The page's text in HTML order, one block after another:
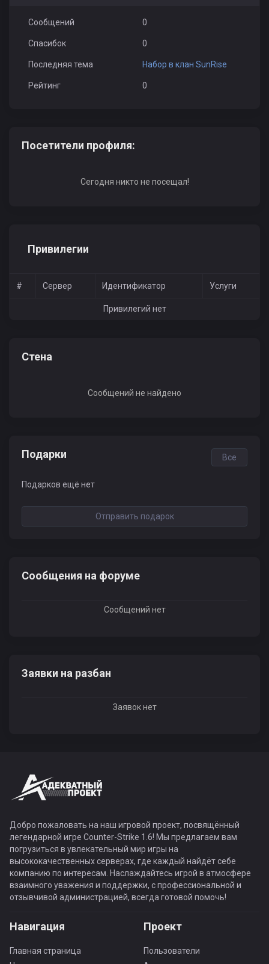
Сообщений 0
Спасибок 0
Последняя тема Набор в клан SunRise
Рейтинг 0
Посетители профиля:
Сегодня никто не посещал!
Привилегии
# Сервер Идентификатор Услуги
Привилегий нет
Стена
Сообщений не найдено
Подарки Все
Подарков ещё нет
Отправить подарок
Сообщения на форуме
Сообщений нет
Заявки на разбан
Заявок нет
Добро пожаловать на наш игровой проект, посвящённый
легендарной игре Counter-Strike 1.6! Мы предлагаем вам
погрузиться в увлекательный мир игры на
высококачественных серверах, где каждый найдёт себе
компанию по интересам. Наслаждайтесь игрой в атмосфере
взаимного уважения и поддержки, с профессиональной и
отзывчивой администрацией, всегда готовой помочь!
Навигация
Главная страница
Проект
Пользователи